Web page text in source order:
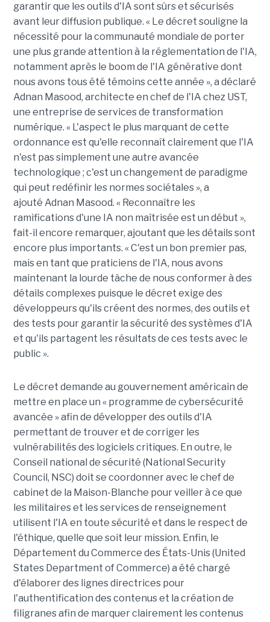
garantir que les outils d'IA sont sûrs et sécurisés
avant leur diffusion publique. « Le décret souligne la
nécessité pour la communauté mondiale de porter
une plus grande attention à la réglementation de l'IA,
notamment après le boom de l'IA générative dont
nous avons tous été témoins cette année », a déclaré
Adnan Masood, architecte en chef de l'IA chez UST,
une entreprise de services de transformation
numérique. « L'aspect le plus marquant de cette
ordonnance est qu'elle reconnaît clairement que l'IA
n'est pas simplement une autre avancée
technologique ; c'est un changement de paradigme
qui peut redéfinir les normes sociétales », a
ajouté Adnan Masood. « Reconnaître les
ramifications d'une IA non maîtrisée est un début »,
fait-il encore remarquer, ajoutant que les détails sont
encore plus importants. « C'est un bon premier pas,
mais en tant que praticiens de l'IA, nous avons
maintenant la lourde tâche de nous conformer à des
détails complexes puisque le décret exige des
développeurs qu'ils créent des normes, des outils et
des tests pour garantir la sécurité des systèmes d'IA
et qu'ils partagent les résultats de ces tests avec le
public ».
Le décret demande au gouvernement américain de
mettre en place un « programme de cybersécurité
avancée » afin de développer des outils d'IA
permettant de trouver et de corriger les
vulnérabilités des logiciels critiques. En outre, le
Conseil national de sécurité (National Security
Council, NSC) doit se coordonner avec le chef de
cabinet de la Maison-Blanche pour veiller à ce que
les militaires et les services de renseignement
utilisent l'IA en toute sécurité et dans le respect de
l'éthique, quelle que soit leur mission. Enfin, le
Département du Commerce des États-Unis (United
States Department of Commerce) a été chargé
d'élaborer des lignes directrices pour
l'authentification des contenus et la création de
filigranes afin de marquer clairement les contenus